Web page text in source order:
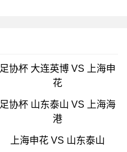
足协杯 大连英博 VS 上海申
花
足协杯 山东泰山 VS 上海海
港
上海申花 VS 山东泰山